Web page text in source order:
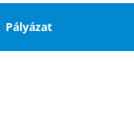
Pályázat